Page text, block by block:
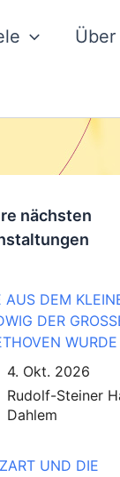
nächsten
AUS DEM
DER
WURDE
4. Okt. 2026
Rudolf-Steiner
Dahlem
UND DIE